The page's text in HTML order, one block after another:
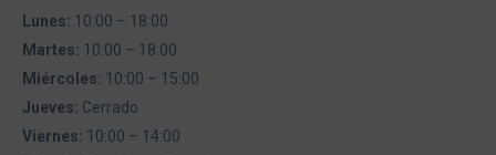
Lunes: 10:00 – 18:00
Martes: 10:00 – 18:00
Miércoles: 10:00 – 15:00
Jueves: Cerrado
Viernes: 10:00 – 14:00